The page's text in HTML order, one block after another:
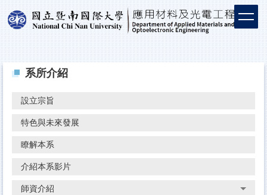
系所介紹
設立宗旨
特色與未來發展
瞭解本系
介紹本系影片
師資介紹